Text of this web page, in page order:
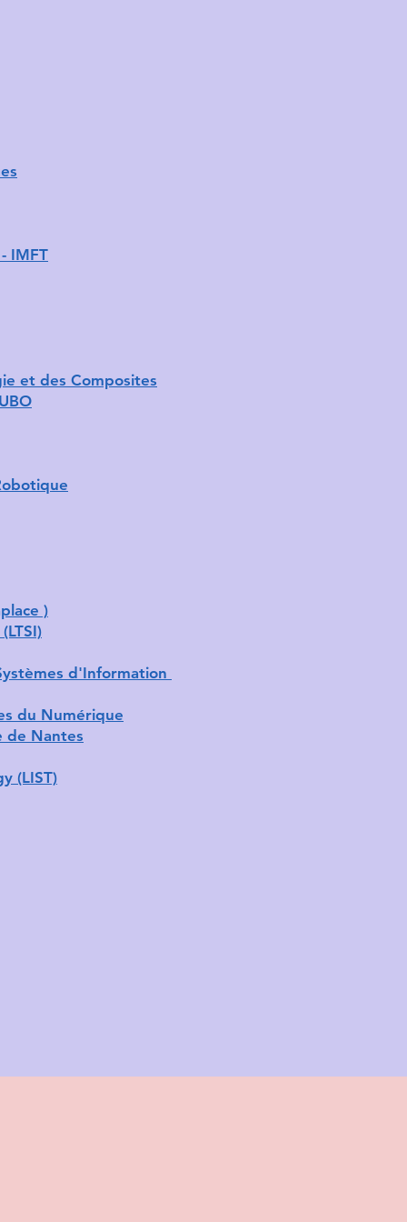
IMFT
et des Composites
)
d'Information
du Numérique
de Nantes
(LIST)